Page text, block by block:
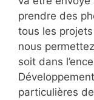
prendre des
tous les
nous
soit dans
particulières